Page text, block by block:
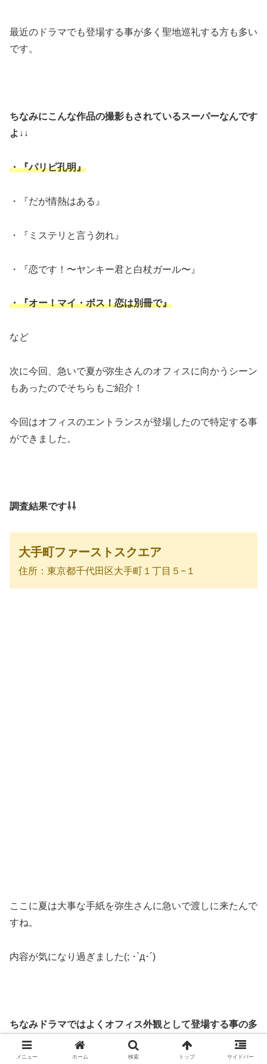
最近のドラマでも登場する事が多く聖地巡礼する方も多い
です。
ちなみにこんな作品の撮影もされているスーパーなんです
よ↓↓
・『パリピ孔明』
・『だが情熱はある』
・『ミステリと言う勿れ』
・『恋です！〜ヤンキー君と白杖ガール〜』
・『オー！マイ・ボス！恋は別冊で』
など
次に今回、急いで夏が弥生さんのオフィスに向かうシーン
もあったのでそちらもご紹介！
今回はオフィスのエントランスが登場したので特定する事
ができました。
調査結果です⇩⇩
大手町ファーストスクエア
住所：東京都千代田区大手町１丁目５−１
ここに夏は大事な手紙を弥生さんに急いで渡しに来たんで
すね。
内容が気になり過ぎました(; ･`д･´)
ちなみドラマではよくオフィス外観として登場する事の多
いビルですが他にもこんな作品で撮影協力されていました
よ⇩⇩
メニュー ホーム 検索 トップ サイドバー